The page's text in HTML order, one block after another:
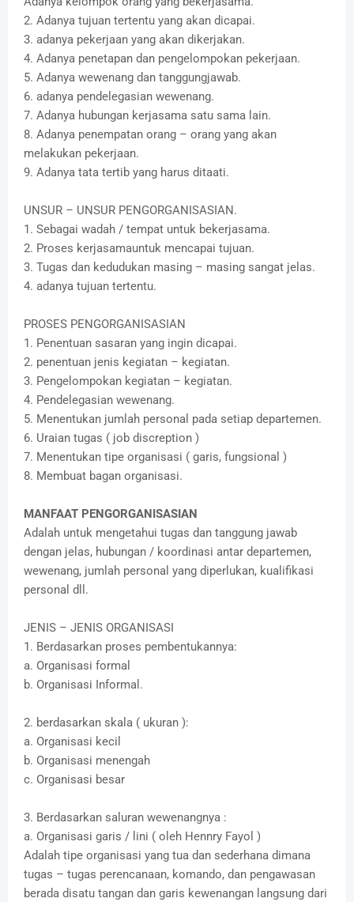
2. Adanya tujuan tertentu yang akan dicapai.
3. adanya pekerjaan yang akan dikerjakan.
4. Adanya penetapan dan pengelompokan pekerjaan.
5. Adanya wewenang dan tanggungjawab.
6. adanya pendelegasian wewenang.
7. Adanya hubungan kerjasama satu sama lain.
8. Adanya penempatan orang – orang yang akan
melakukan pekerjaan.
9. Adanya tata tertib yang harus ditaati.
UNSUR – UNSUR PENGORGANISASIAN.
1. Sebagai wadah / tempat untuk bekerjasama.
2. Proses kerjasamauntuk mencapai tujuan.
3. Tugas dan kedudukan masing – masing sangat jelas.
4. adanya tujuan tertentu.
PROSES PENGORGANISASIAN
1. Penentuan sasaran yang ingin dicapai.
2. penentuan jenis kegiatan – kegiatan.
3. Pengelompokan kegiatan – kegiatan.
4. Pendelegasian wewenang.
5. Menentukan jumlah personal pada setiap departemen.
6. Uraian tugas ( job discreption )
7. Menentukan tipe organisasi ( garis, fungsional )
8. Membuat bagan organisasi.
MANFAAT PENGORGANISASIAN
Adalah untuk mengetahui tugas dan tanggung jawab
dengan jelas, hubungan / koordinasi antar departemen,
wewenang, jumlah personal yang diperlukan, kualifikasi
personal dll.
JENIS – JENIS ORGANISASI
1. Berdasarkan proses pembentukannya:
a. Organisasi formal
b. Organisasi Informal.
2. berdasarkan skala ( ukuran ):
a. Organisasi kecil
b. Organisasi menengah
c. Organisasi besar
3. Berdasarkan saluran wewenangnya :
a. Organisasi garis / lini ( oleh Hennry Fayol )
Adalah tipe organisasi yang tua dan sederhana dimana
tugas – tugas perencanaan, komando, dan pengawasan
berada disatu tangan dan garis kewenangan langsung dari